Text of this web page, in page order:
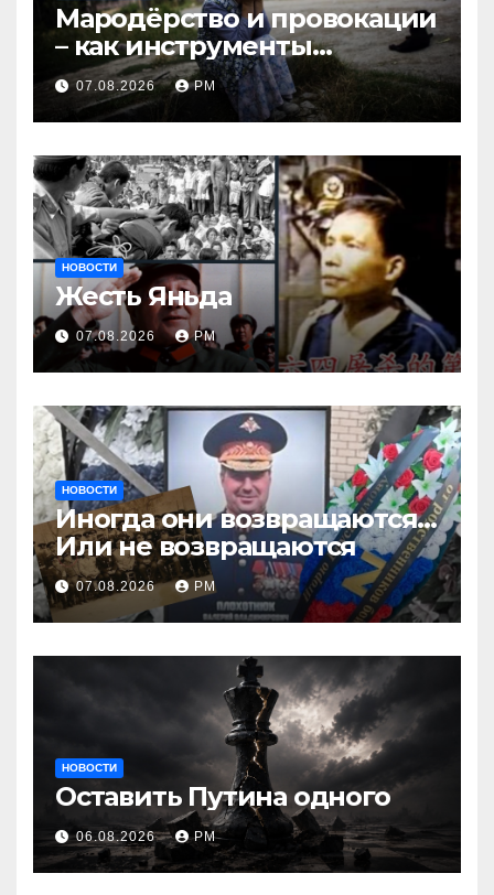
Мародёрство и провокации
– как инструменты
современной политики
России
07.08.2026 РМ
НОВОСТИ
Жесть Яньда
07.08.2026 РМ
НОВОСТИ
Иногда они возвращаются…
Или не возвращаются
07.08.2026 РМ
НОВОСТИ
Оставить Путина одного
06.08.2026 РМ